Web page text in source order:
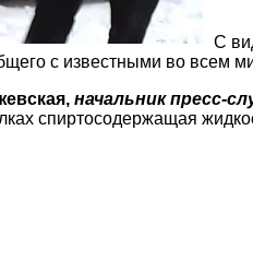
С
с известными во всем
начальник пресс-
спиртосодержащая